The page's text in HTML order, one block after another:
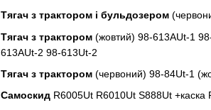
Тягач з трактором і бульдозером
Тягач з трактором (жовтий) 98-613AUt-1
613AUt-2 98-613Ut-2
Тягач з трактором (червоний) 98-84Ut-1
Самоскид R6005Ut R6010Ut S888Ut +каска